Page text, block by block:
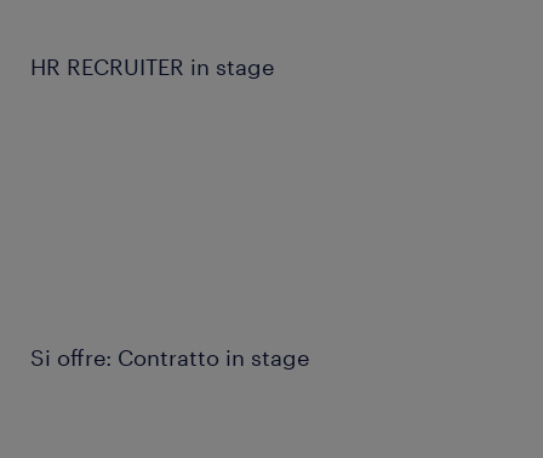
HR RECRUITER in stage
Si offre: Contratto in stage